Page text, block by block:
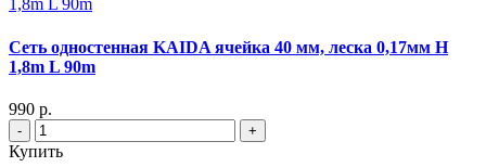
Сеть одностенная KAIDA ячейка 40 мм, леска 0,17мм Н
1,8m L 90m
990 р.
- +
Купить